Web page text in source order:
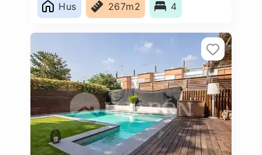
Hus
267m2 4